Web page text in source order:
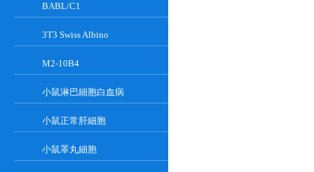
BABL/C1
3T3 Swiss Albino
M2-10B4
小鼠淋巴細胞白血病
小鼠正常肝細胞
小鼠睪丸細胞